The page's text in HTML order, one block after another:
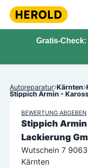
Gratis-
Autoreparatur Kärnten
Stippich Armin -
BEWERTUNG ABGEBEN
Stippich
Lackierung
Wutschein 7
Kärnten